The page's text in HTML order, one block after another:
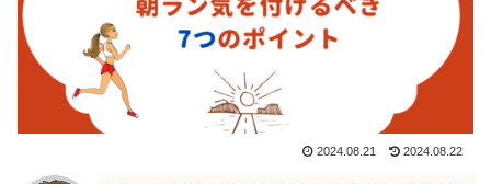
2024.08.21 2024.08.22